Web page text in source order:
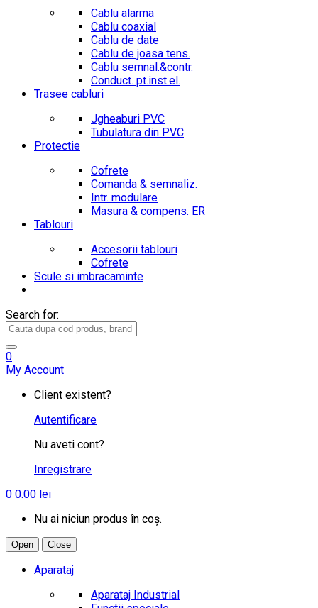
Cablu alarma
Cablu coaxial
Cablu de date
Cablu de joasa tens.
Cablu semnal.&contr.
Conduct. pt.inst.el.
Trasee cabluri
Jgheaburi PVC
Tubulatura din PVC
Protectie
Cofrete
Comanda & semnaliz.
Intr. modulare
Masura & compens. ER
Tablouri
Accesorii tablouri
Cofrete
Scule si imbracaminte
Search for:
0
My Account
Client existent?
Autentificare
Nu aveti cont?
Inregistrare
0 0.00 lei
Nu ai niciun produs în coș.
Open Close
Aparataj
Aparataj Industrial